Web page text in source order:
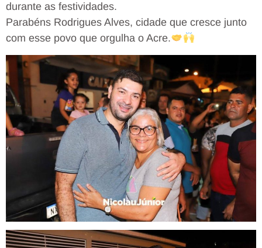
durante as festividades.
Parabéns Rodrigues Alves, cidade que cresce junto
com esse povo que orgulha o Acre.